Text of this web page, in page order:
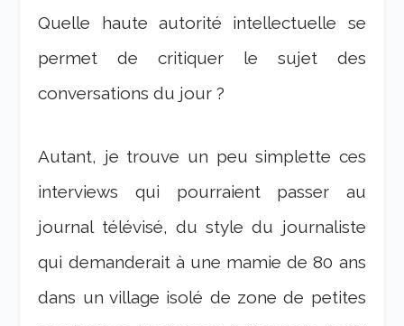
Quelle haute autorité intellectuelle se
permet de critiquer le sujet des
conversations du jour ?
Autant, je trouve un peu simplette ces
interviews qui pourraient passer au
journal télévisé, du style du journaliste
qui demanderait à une mamie de 80 ans
dans un village isolé de zone de petites